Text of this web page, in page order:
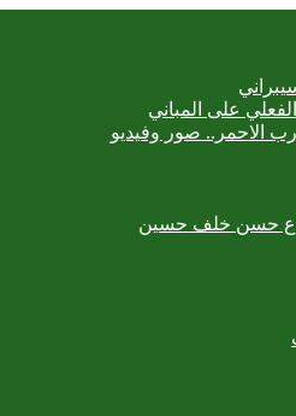
الاحمر.. صور وفيديو
حسن خلف حسين